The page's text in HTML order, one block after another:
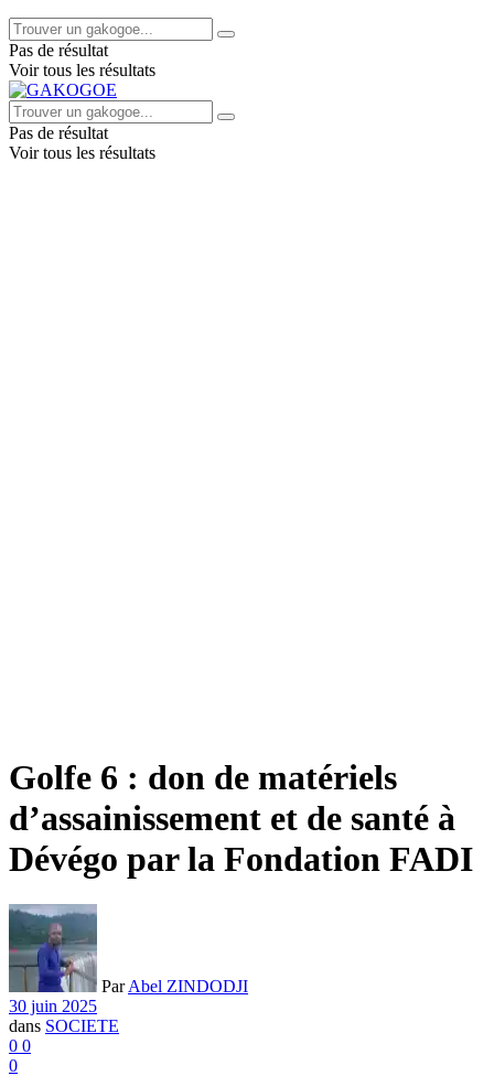
Pas de résultat
Voir tous les résultats
Pas de résultat
Voir tous les résultats
Golfe 6 : don de matériels
d’assainissement et de santé à
Dévégo par la Fondation FADI
Par Abel ZINDODJI
30 juin 2025
dans SOCIETE
0 0
0